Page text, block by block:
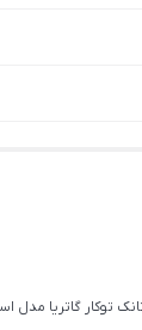
توکار گاتریا مدل